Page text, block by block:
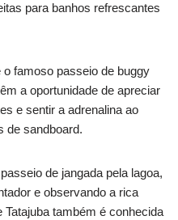
para banhos refrescantes
famoso passeio de buggy
a oportunidade de apreciar
e sentir a adrenalina ao
de sandboard.
de jangada pela lagoa,
e observando a rica
Tatajuba também é conhecida